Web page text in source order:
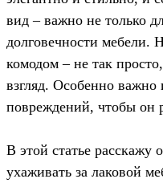
вид – важно не только
долговечности мебели.
комодом – не так
взгляд. Особенно важно
повреждений, чтобы он
В этой статье расскажу
ухаживать за лаковой